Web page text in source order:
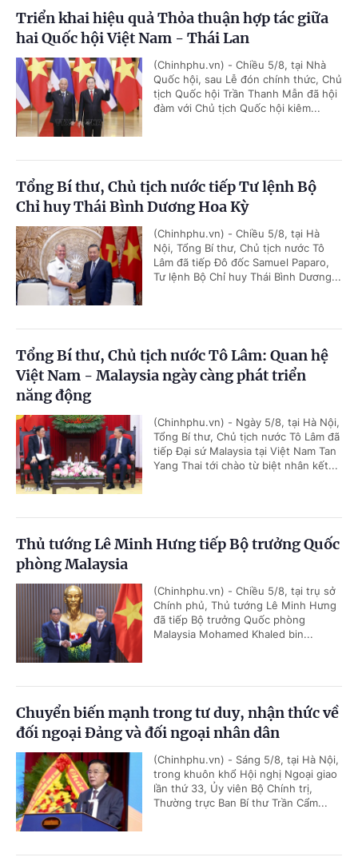
Triển khai hiệu quả Thỏa thuận hợp tác giữa
hai Quốc hội Việt Nam - Thái Lan
(Chinhphu.vn) - Chiều 5/8, tại Nhà
Quốc hội, sau Lễ đón chính thức, Chủ
tịch Quốc hội Trần Thanh Mẫn đã hội
đàm với Chủ tịch Quốc hội kiêm...
Tổng Bí thư, Chủ tịch nước tiếp Tư lệnh Bộ
Chỉ huy Thái Bình Dương Hoa Kỳ
(Chinhphu.vn) - Chiều 5/8, tại Hà
Nội, Tổng Bí thư, Chủ tịch nước Tô
Lâm đã tiếp Đô đốc Samuel Paparo,
Tư lệnh Bộ Chỉ huy Thái Bình Dương...
Tổng Bí thư, Chủ tịch nước Tô Lâm: Quan hệ
Việt Nam - Malaysia ngày càng phát triển
năng động
(Chinhphu.vn) - Ngày 5/8, tại Hà Nội,
Tổng Bí thư, Chủ tịch nước Tô Lâm đã
tiếp Đại sứ Malaysia tại Việt Nam Tan
Yang Thai tới chào từ biệt nhân kết...
Thủ tướng Lê Minh Hưng tiếp Bộ trưởng Quốc
phòng Malaysia
(Chinhphu.vn) - Chiều 5/8, tại trụ sở
Chính phủ, Thủ tướng Lê Minh Hưng
đã tiếp Bộ trưởng Quốc phòng
Malaysia Mohamed Khaled bin...
Chuyển biến mạnh trong tư duy, nhận thức về
đối ngoại Đảng và đối ngoại nhân dân
(Chinhphu.vn) - Sáng 5/8, tại Hà Nội,
trong khuôn khổ Hội nghị Ngoại giao
lần thứ 33, Ủy viên Bộ Chính trị,
Thường trực Ban Bí thư Trần Cẩm...